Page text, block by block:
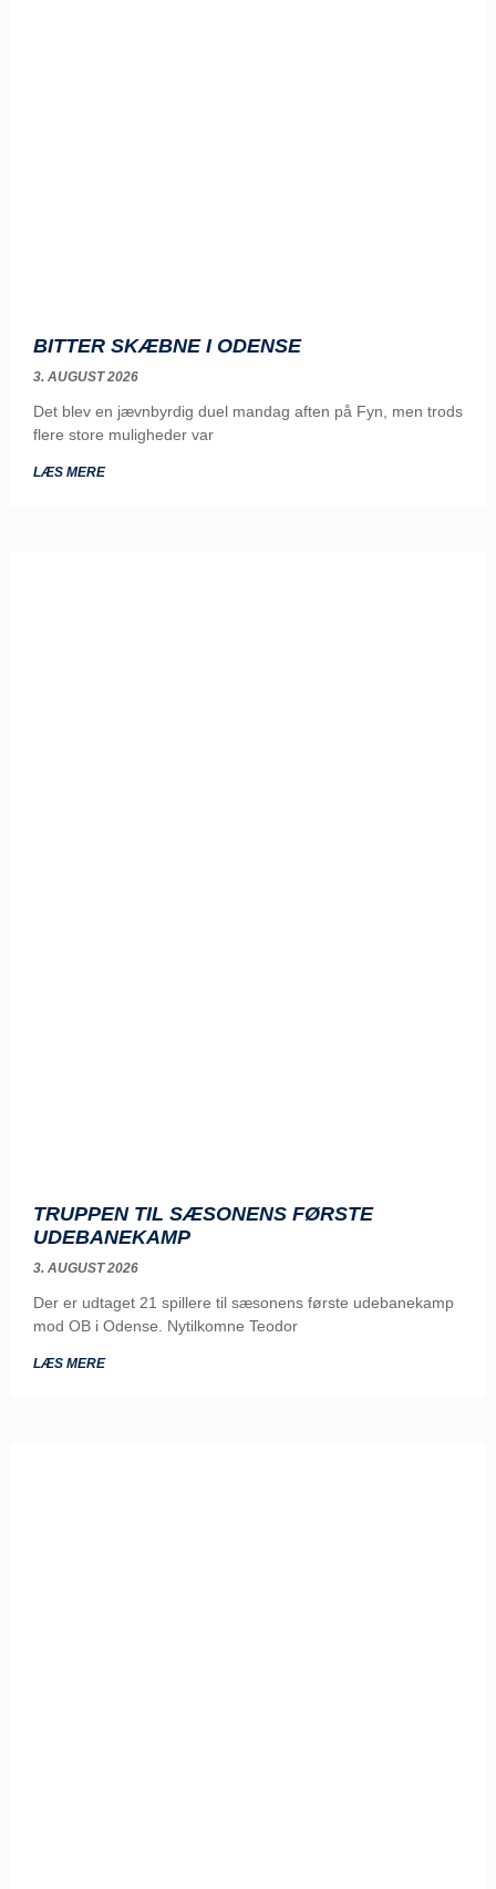
BITTER SKÆBNE I ODENSE
3. AUGUST 2026
Det blev en jævnbyrdig duel mandag aften på Fyn, men trods
flere store muligheder var
LÆS MERE
TRUPPEN TIL SÆSONENS FØRSTE
UDEBANEKAMP
3. AUGUST 2026
Der er udtaget 21 spillere til sæsonens første udebanekamp
mod OB i Odense. Nytilkomne Teodor
LÆS MERE